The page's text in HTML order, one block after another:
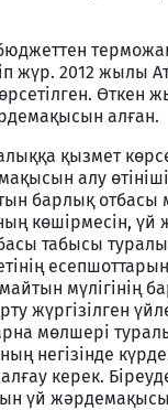
жүр. 2012 жылы
Өткен
алған.
қызмет
алу
барлық
көшірмесін,
табысы
мүлігінің бар
жүргізілген
мөлшері
негізінде
керек.
үй жәрдемақысы